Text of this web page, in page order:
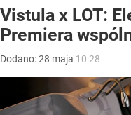
Vistula x LOT:
Premiera
Dodano:28 maja 10:28